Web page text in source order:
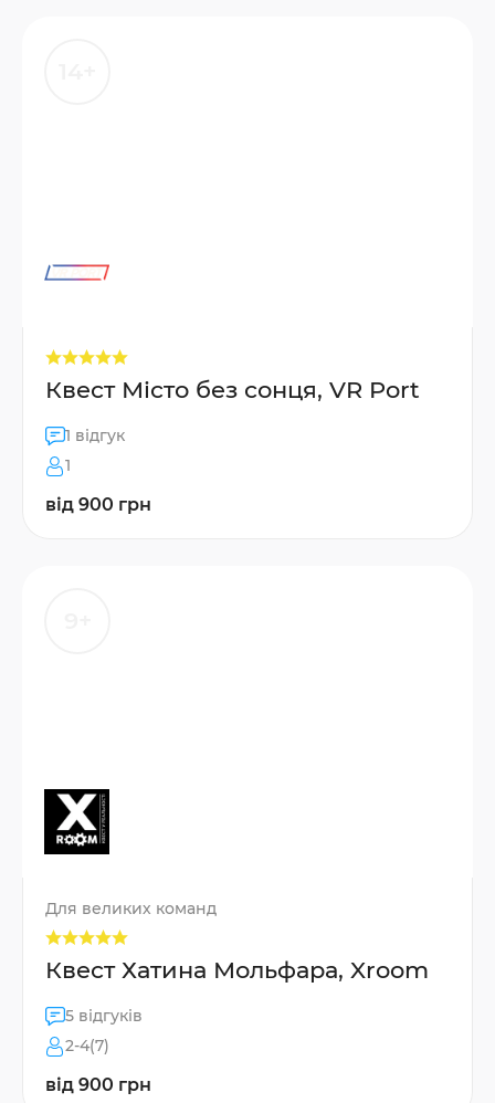
Квест Місто без сонця, VR Port
1 відгук
1
від 900 грн
Для великих команд
Квест Хатина Мольфара, Xroom
5 відгуків
2-4(7)
від 900 грн